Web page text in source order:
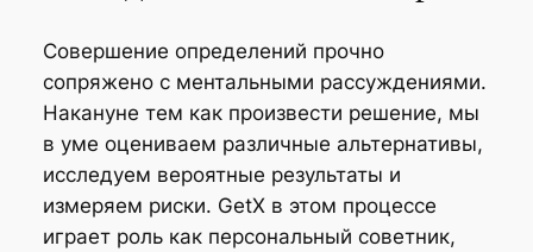
Совершение определений прочно
сопряжено с ментальными рассуждениями.
Накануне тем как произвести решение, мы
в уме оцениваем различные альтернативы,
исследуем вероятные результаты и
измеряем риски. GetX в этом процессе
играет роль как персональный советник,